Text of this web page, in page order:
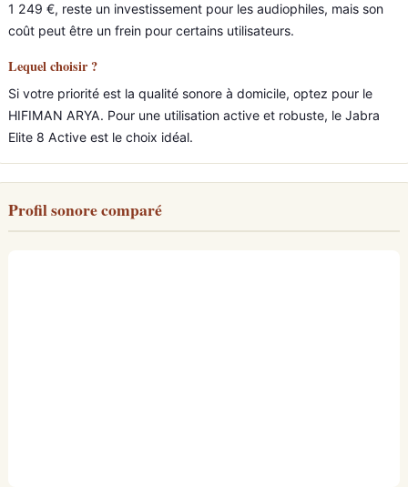
1 249 €, reste un investissement pour les audiophiles, mais son
coût peut être un frein pour certains utilisateurs.
Lequel choisir ?
Si votre priorité est la qualité sonore à domicile, optez pour le
HIFIMAN ARYA. Pour une utilisation active et robuste, le Jabra
Elite 8 Active est le choix idéal.
Profil sonore comparé